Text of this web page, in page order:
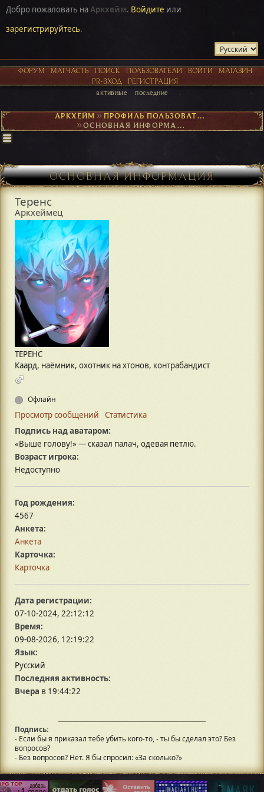
Добро пожаловать наАркхейм. Войдите или
зарегистрируйтесь.
ФОРУМ МАТЧАСТЬ ПОИСК ПОЛЬЗОВАТЕЛИ ВОЙТИ
МАГАЗИН
PR-ВХОД
РЕГИСТРАЦИЯ
активные последние
АРКХЕЙМ► ПРОФИЛЬ ПОЛЬЗОВАТЕЛЯ ТЕРЕНС
► ОСНОВНАЯ ИНФОРМАЦИЯ
ОСНОВНАЯ ИНФОРМАЦИЯ
Теренс
Аркхеймец
ТЕРЕНС
Каард, наёмник, охотник на хтонов, контрабандист
Офлайн
Просмотр сообщений
Статистика
Подпись над аватаром:
«Выше голову!» — сказал палач, одевая петлю.
Возраст игрока:
Недоступно
Год рождения:
4567
Анкета:
Анкета
Карточка:
Карточка
Дата регистрации:
07-10-2024, 22:12:12
Время:
09-08-2026, 12:19:22
Язык:
Русский
Последняя активность:
Вчера в 19:44:22
Подпись:
- Если бы я приказал тебе убить кого-то, - ты бы сделал это? Без
вопросов?
- Без вопросов? Нет. Я бы спросил: «За сколько?»